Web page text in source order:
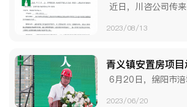
2023/08/13
2023/06/20